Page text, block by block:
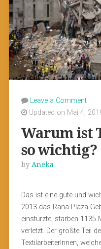
Leave a Comment
Updated on Mai 4,
Warum ist
so wichtig?
by Aneka
Das ist eine gute und
2013 das Rana Plaza
einstürzte, starben 1135
verletzt. Der größte Teil
TextilarbeiterInnen,